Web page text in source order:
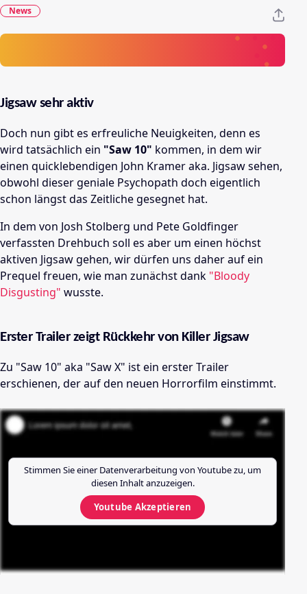
News
Jigsaw sehr aktiv
Doch nun gibt es erfreuliche Neuigkeiten, denn es
wird tatsächlich ein "Saw 10" kommen, in dem wir
einen quicklebendigen John Kramer aka. Jigsaw sehen,
obwohl dieser geniale Psychopath doch eigentlich
schon längst das Zeitliche gesegnet hat.
In dem von Josh Stolberg und Pete Goldfinger
verfassten Drehbuch soll es aber um einen höchst
aktiven Jigsaw gehen, wir dürfen uns daher auf ein
Prequel freuen, wie man zunächst dank "Bloody
Disgusting" wusste.
Erster Trailer zeigt Rückkehr von Killer Jigsaw
Zu "Saw 10" aka "Saw X" ist ein erster Trailer
erschienen, der auf den neuen Horrorfilm einstimmt.
Stimmen Sie einer Datenverarbeitung von Youtubezu, um
diesen Inhalt anzuzeigen.
Youtube Akzeptieren